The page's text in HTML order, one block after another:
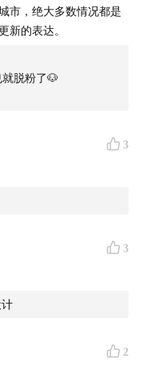
选活动，它始于2010
圈内人的戏谑和自
社会热议。
师们喜欢以“不说人
大众一个简单且令
一下某种日常高高
个词有相当高的出现频
，也就是把这些词
市，绝大多数情况都是
新的表达。
脱粉了🐶
3
3
2